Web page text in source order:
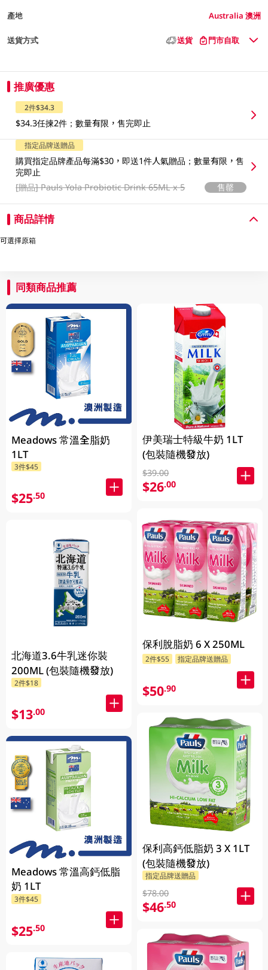
產地 Australia 澳洲
送貨方式 送貨 門市自取
推廣優惠
2件$34.3
$34.3任揀2件；數量有限，售完即止
指定品牌送贈品
購買指定品牌產品每滿$30，即送1件人氣贈品；數量有限，售
完即止
[贈品]Pauls Yola Probiotic Drink 65ML x 5 售罄
商品詳情
可選擇原箱
同類商品推薦
Meadows 常溫全脂奶
1LT
3件$45
$25.50
北海道3.6牛乳迷你裝
200ML (包裝隨機發放)
2件$18
$13.00
Meadows 常溫高鈣低脂
奶 1LT
3件$45
$25.50
伊美瑞士特級牛奶 1LT
(包裝隨機發放)
$39.00
$26.00
保利脫脂奶 6 X 250ML
2件$55 指定品牌送贈品
$50.90
保利高鈣低脂奶 3 X 1LT
(包裝隨機發放)
指定品牌送贈品
$78.00
$46.50